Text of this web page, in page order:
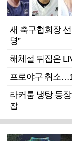
새 축구협회장
명”
해체설 뒤집은
프로야구 취소
라커룸 냉탕 등
잡